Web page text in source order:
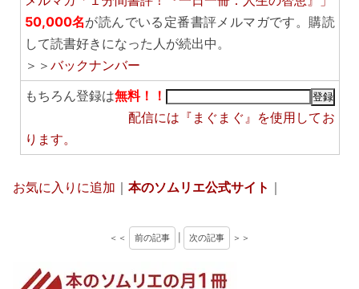
50,000名が読んでいる定番書評メルマガです。購読
して読書好きになった人が続出中。
＞＞ バックナンバー
もちろん登録は無料！！
配信には 『まぐまぐ』 を使用してお
ります。
お気に入りに追加 ｜ 本のソムリエ公式サイト ｜
＜＜ 前の記事 次の記事 ＞＞